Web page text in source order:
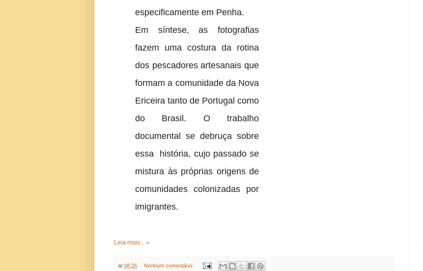
especificamente em Penha.
Em síntese, as fotografias
fazem uma costura da rotina
dos pescadores artesanais que
formam a comunidade da Nova
Ericeira tanto de Portugal como
do Brasil. O trabalho
documental se debruça sobre
essa história, cujo passado se
mistura às próprias origens de
comunidades colonizadas por
imigrantes.
Leia mais... »
at 08:26 Nenhum comentário: